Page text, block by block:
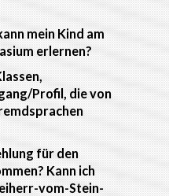
mein Kind am
erlernen?
Profil, die von
für den
Kann ich
vom-Stein-